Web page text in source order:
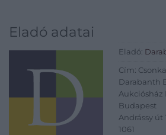
Eladó adatai
Eladó:
Cím:
Darabanth
Aukciósház
Budapest
Andrássy út
1061